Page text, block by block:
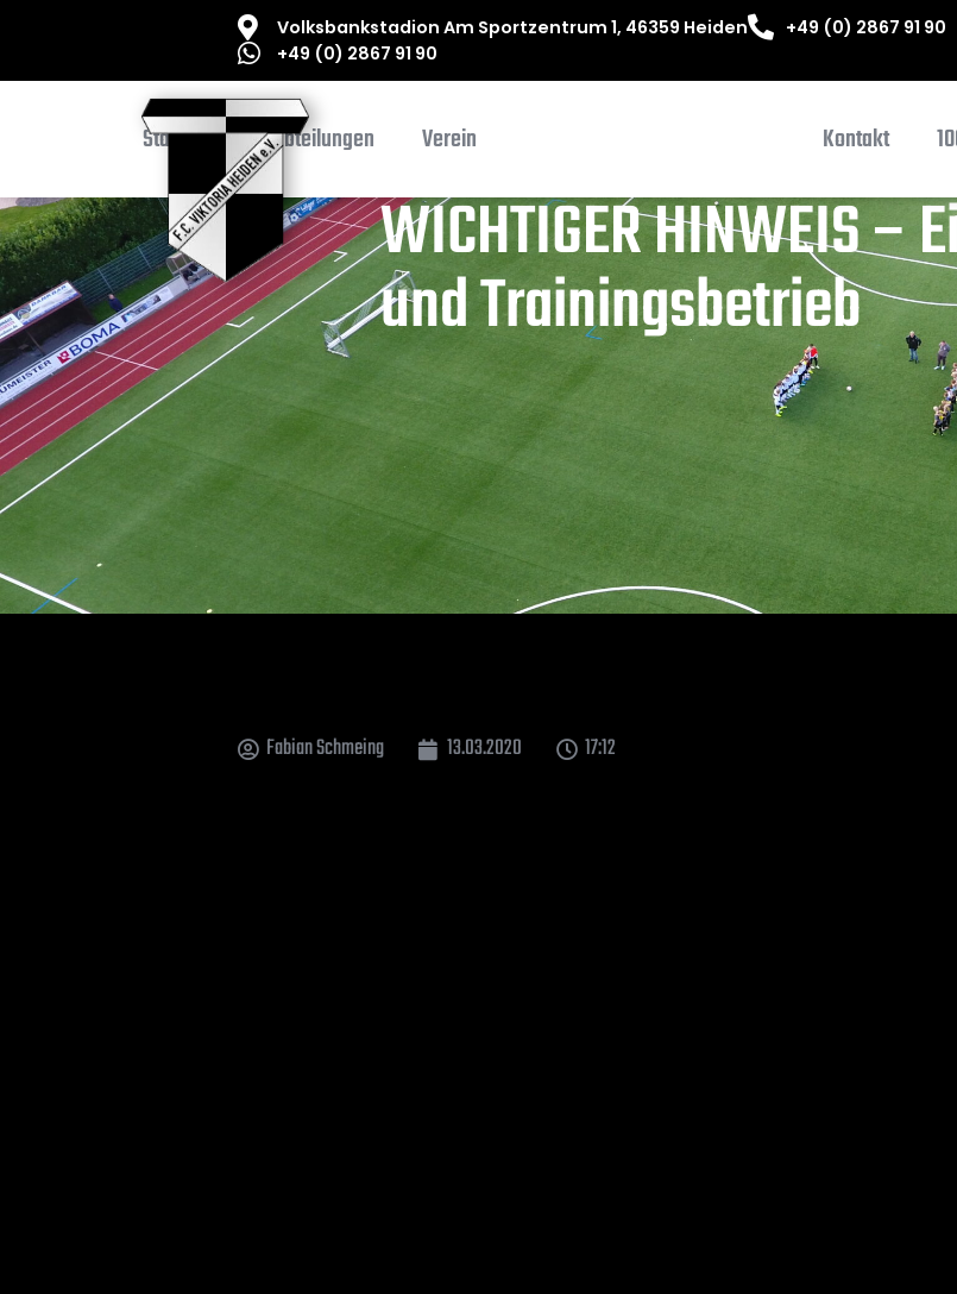
Volksbankstadion Am Sportzentrum 1, 46359 Heiden
+49 (0) 2867 91 90
+49 (0) 2867 91 90
Startseite Abteilungen Verein Kontakt
WICHTIGER HINWEIS
und Trainingsbetrieb
Fabian Schmeing 13.03.2020 17:12